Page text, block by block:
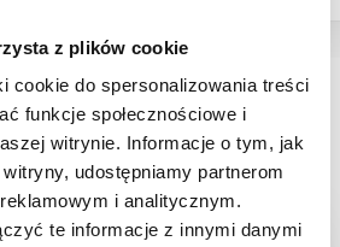
z plików cookie
cookie do spersonalizowania treści
funkcje społecznościowe i
witrynie. Informacje o tym, jak
udostępniamy partnerom
i analitycznym.
te informacje z innymi danymi